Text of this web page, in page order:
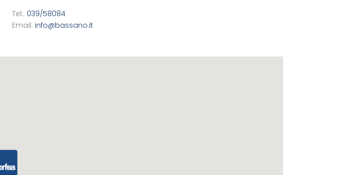
Tel.: 039/58084
Email: info@bassano.it